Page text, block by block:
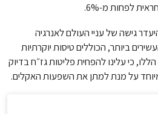
לפחות מ-6%.
גישה של עניי העולם לאנרגיה
ביותר, הכוללים טיסות יוקרתיות
כי עלינו להפחית פליטות גז״ח בדיוק
על מנת למתן את השפעות האקלים.